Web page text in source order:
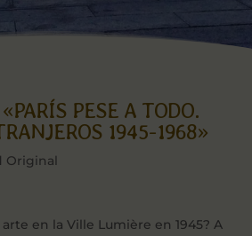
PESE A TODO.
1945-1968»
Original
en la Ville Lumière en 1945? A